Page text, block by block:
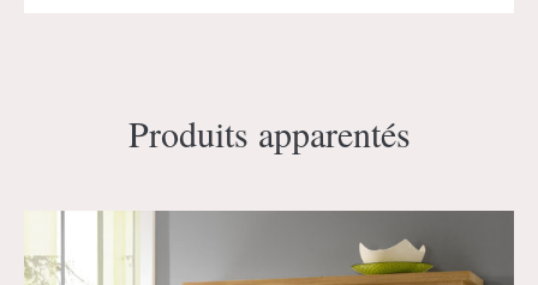
Produits apparentés